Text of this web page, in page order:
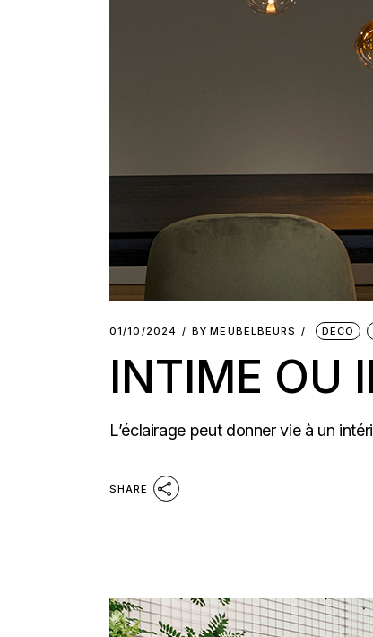
01/10/2024 BY MEUBELBEURS DECO
INTIME OU
L’éclairage peut donner vie à un
SHARE